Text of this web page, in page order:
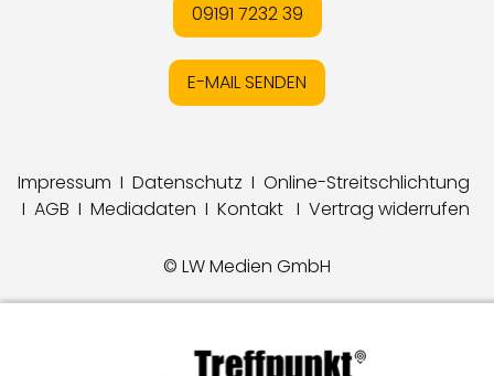
09191 7232 39
E-MAIL SENDEN
Impressum I Datenschutz I Online-Streitschlichtung
I AGB I Mediadaten I Kontakt I Vertrag widerrufen
© LW Medien GmbH